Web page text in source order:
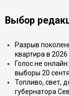
Выбор
Разрыв
квартира в 2026
Голос не
выборы 20
Топливо, свет,
губернатора